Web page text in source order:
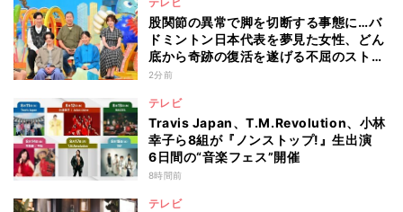
股関節の異常で脚を切断する事態に…バ
ドミントン日本代表を夢見た女性、どん
底から奇跡の復活を遂げる不屈のストー
リー『仰天』が再現
2分前
テレビ
Travis Japan、T.M.Revolution、小林
幸子ら8組が『ノンストップ!』生出演
6日間の“音楽フェス”開催
8時間前
テレビ